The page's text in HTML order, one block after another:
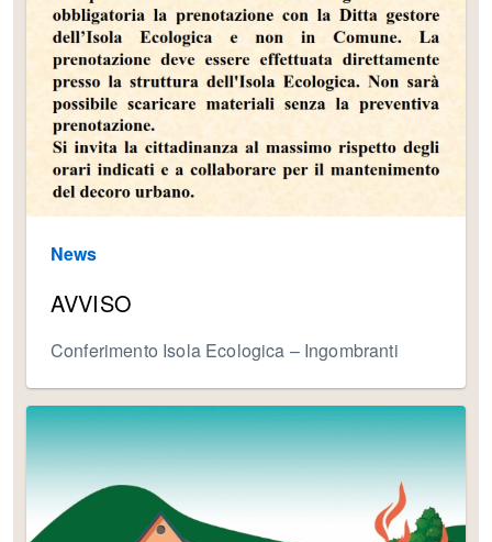
News
AVVISO
Conferimento Isola Ecologica – Ingombranti